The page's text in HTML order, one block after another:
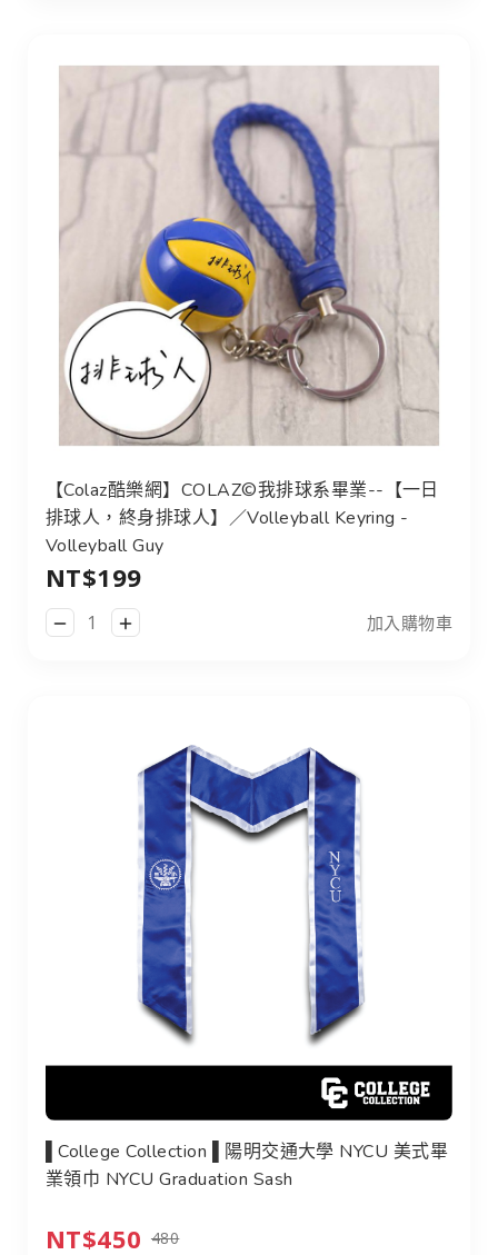
【Colaz酷樂網】COLAZ©我排球系畢業--【一日
排球人，終身排球人】／Volleyball Keyring -
Volleyball Guy
NT$199
加入購物車
▌College Collection ▌陽明交通大學 NYCU 美式畢
業領巾 NYCU Graduation Sash
NT$450 480